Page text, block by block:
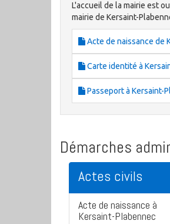
L'accueil de la mairie est
mairie de Kersaint-
Acte de naissance de
Carte identité à
Passeport à Kersaint-
Démarches
Actes civils
Acte de naissance à
Kersaint-Plabennec